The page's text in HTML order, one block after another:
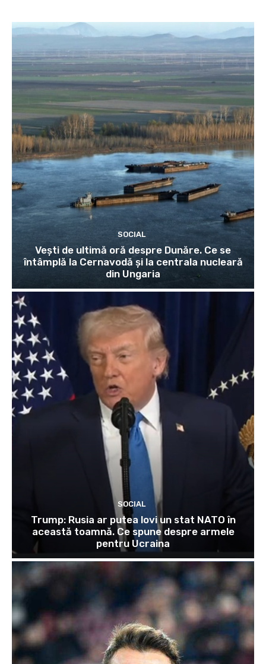
SOCIAL
Vești de ultimă oră despre Dunăre. Ce se
întâmplă la Cernavodă și la centrala nucleară
din Ungaria
SOCIAL
Trump: Rusia ar putea lovi un stat NATO în
această toamnă. Ce spune despre armele
pentru Ucraina